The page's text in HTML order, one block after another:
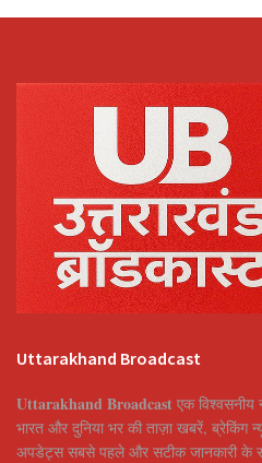
Uttarakhand Broadcast
Uttarakhand Broadcast एक विश्वसनीय
भारत और दुनिया भर की ताज़ा खबरें, ब्रेकिंग
अपडेट्स सबसे पहले और सटीक जानकारी के